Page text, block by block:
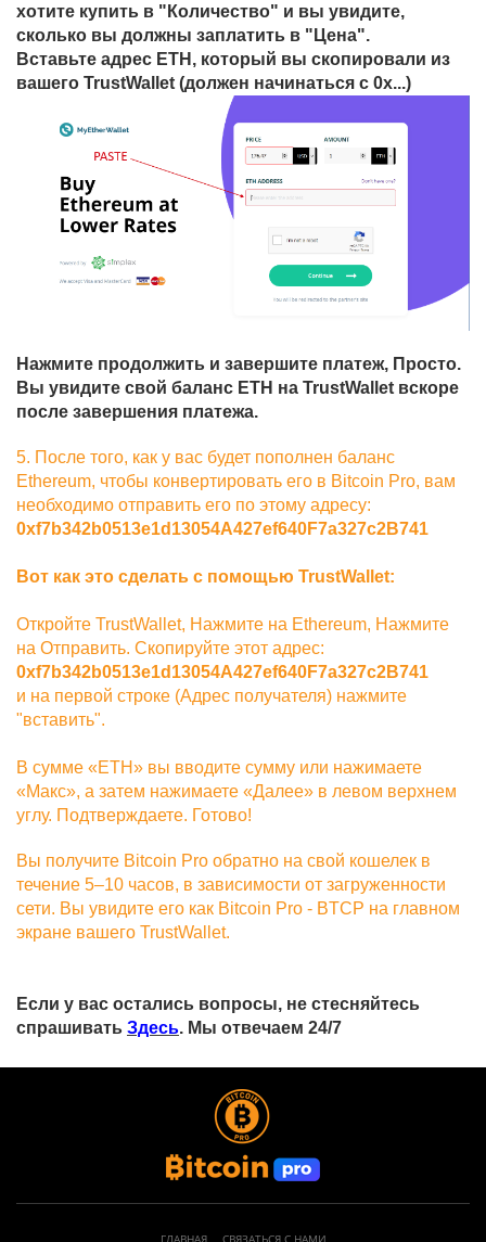
хотите купить в "Количество" и вы увидите,
сколько вы должны заплатить в "Цена".
Вставьте адрес ETH, который вы скопировали из
вашего TrustWallet (должен начинаться с 0x...)
Нажмите продолжить и завершите платеж, Просто.
Вы увидите свой баланс ETH на TrustWallet вскоре
после завершения платежа.
5. После того, как у вас будет пополнен баланс
Ethereum, чтобы конвертировать его в Bitcoin Pro, вам
необходимо отправить его по этому адресу:
0xf7b342b0513e1d13054A427ef640F7a327c2B741
Вот как это сделать с помощью TrustWallet:
Откройте TrustWallet, Нажмите на Ethereum, Нажмите
на Отправить. Скопируйте этот адрес:
0xf7b342b0513e1d13054A427ef640F7a327c2B741
и на первой строке (Адрес получателя) нажмите
"вставить".
В сумме «ETH» вы вводите сумму или нажимаете
«Макс», а затем нажимаете «Далее» в левом верхнем
углу. Подтверждаете. Готово!
Вы получите Bitcoin Pro обратно на свой кошелек в
течение 5–10 часов, в зависимости от загруженности
сети. Вы увидите его как Bitcoin Pro - BTCP на главном
экране вашего TrustWallet.
Если у вас остались вопросы, не стесняйтесь
спрашивать Здесь. Мы отвечаем 24/7
ГЛАВНАЯ СВЯЗАТЬСЯ С НАМИ